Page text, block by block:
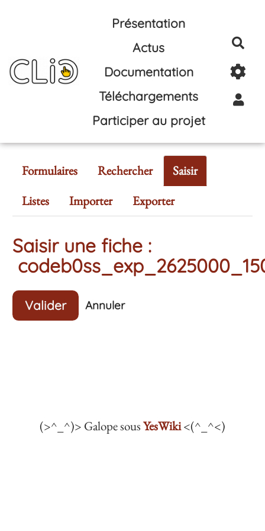
Aller au contenu principal
Présentation
Actus
Documentation
Téléchargements
Participer au projet
Formulaires Rechercher
Saisir
Listes
Importer Exporter
Saisir une fiche :
Valider Annuler
(>^_^)> Galope sousYesWiki<(^_^<)